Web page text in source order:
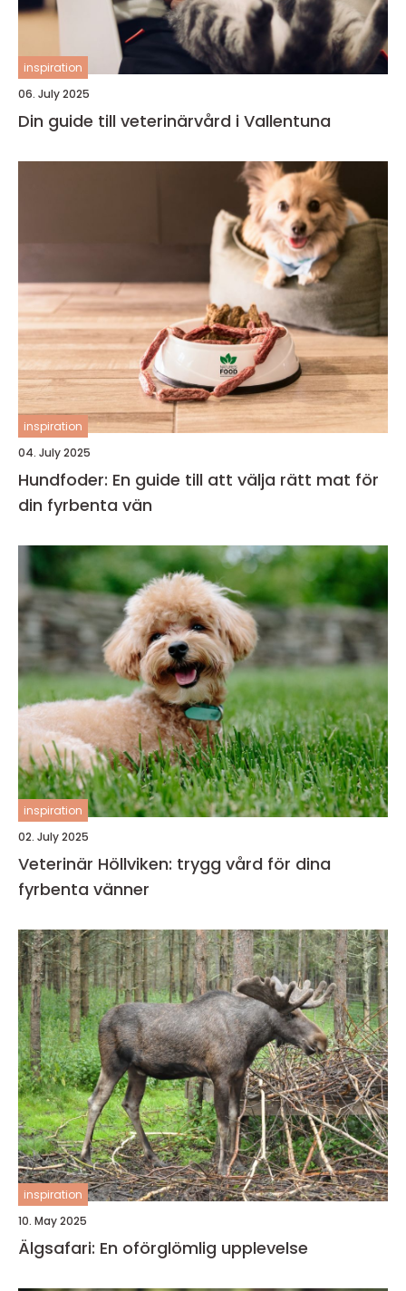
inspiration
06. July 2025
Din guide till veterinärvård i Vallentuna
inspiration
04. July 2025
Hundfoder: En guide till att välja rätt mat för
din fyrbenta vän
inspiration
02. July 2025
Veterinär Höllviken: trygg vård för dina
fyrbenta vänner
inspiration
10. May 2025
Älgsafari: En oförglömlig upplevelse